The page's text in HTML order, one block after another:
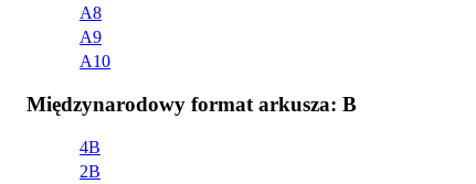
A8
A9
A10
Międzynarodowy format arkusza: B
4B
2B